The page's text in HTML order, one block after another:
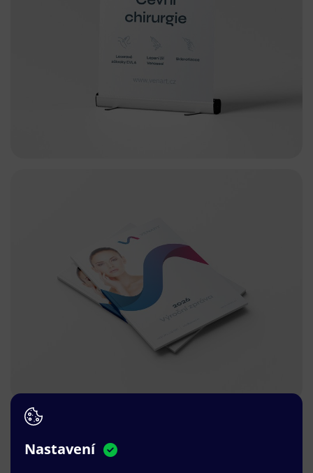
Nastavení